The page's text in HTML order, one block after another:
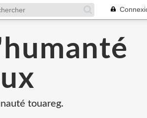
touareg.